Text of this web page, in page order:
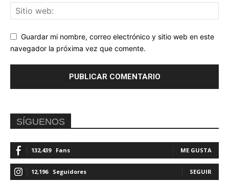
Guardar mi nombre, correo electrónico y sitio web en este
navegador la próxima vez que comente.
SÍGUENOS
132,439 Fans ME GUSTA
12,196 Seguidores SEGUIR